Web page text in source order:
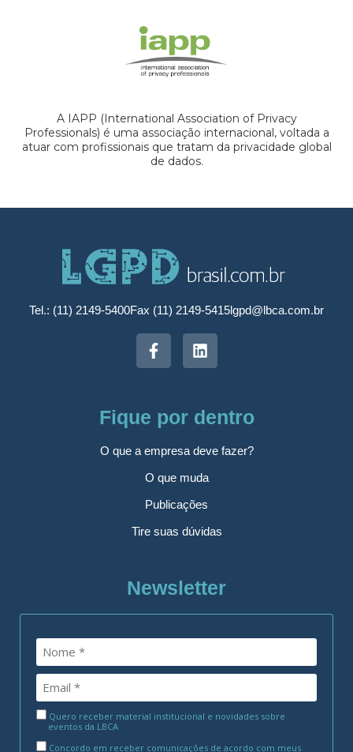
A IAPP (International Association of Privacy
Professionals) é uma associação internacional, voltada a
atuar com profissionais que tratam da privacidade global
de dados.
Tel.: (11) 2149-5400Fax (11) 2149-5415lgpd@lbca.com.br
Fique por dentro
O que a empresa deve fazer?
O que muda
Publicações
Tire suas dúvidas
Newsletter
Quero receber material institucional e novidades sobre
eventos da LBCA
Concordo em receber comunicações de acordo com meus